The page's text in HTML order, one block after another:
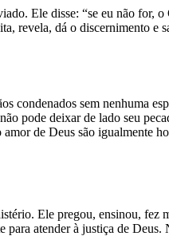
Ele disse: “se eu não for,
revela, dá o discernimento e
sem nenhuma
pode deixar de lado seu
de Deus são igualmente
Ele pregou, ensinou,
atender à justiça de